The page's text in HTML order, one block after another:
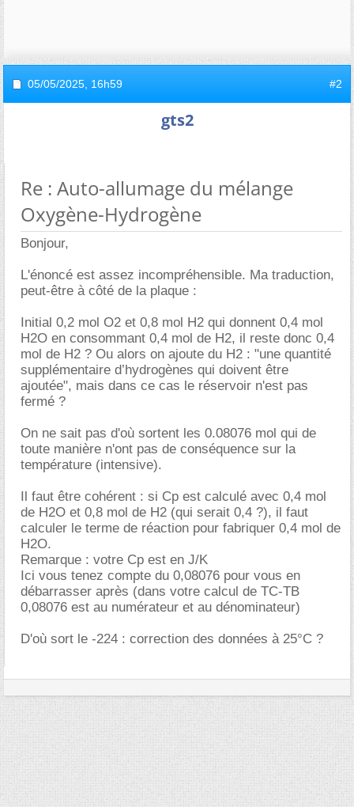
05/05/2025, 16h59 #2
gts2
Re : Auto-allumage du mélange
Oxygène-Hydrogène
Bonjour,
L'énoncé est assez incompréhensible. Ma traduction,
peut-être à côté de la plaque :
Initial 0,2 mol O2 et 0,8 mol H2 qui donnent 0,4 mol
H2O en consommant 0,4 mol de H2, il reste donc 0,4
mol de H2 ? Ou alors on ajoute du H2 : "une quantité
supplémentaire d’hydrogènes qui doivent être
ajoutée", mais dans ce cas le réservoir n'est pas
fermé ?
On ne sait pas d'où sortent les 0.08076 mol qui de
toute manière n'ont pas de conséquence sur la
température (intensive).
Il faut être cohérent : si Cp est calculé avec 0,4 mol
de H2O et 0,8 mol de H2 (qui serait 0,4 ?), il faut
calculer le terme de réaction pour fabriquer 0,4 mol de
H2O.
Remarque : votre Cp est en J/K
Ici vous tenez compte du 0,08076 pour vous en
débarrasser après (dans votre calcul de TC-TB
0,08076 est au numérateur et au dénominateur)
D'où sort le -224 : correction des données à 25°C ?